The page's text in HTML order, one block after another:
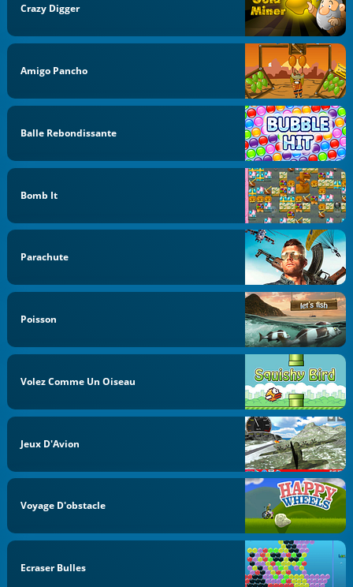
Crazy Digger
Amigo Pancho
Balle Rebondissante
Bomb It
Parachute
Poisson
Volez Comme Un Oiseau
Jeux D'Avion
Voyage D'obstacle
Ecraser Bulles